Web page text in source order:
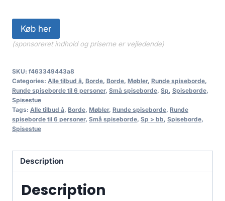
Køb her
(sponsoreret indhold og priserne er vejledende)
SKU: f463349443a8
Categories: Alle tilbud â, Borde, Borde, Møbler, Runde spiseborde,
Runde spiseborde til 6 personer, Små spiseborde, Sp, Spiseborde,
Spisestue
Tags: Alle tilbud â, Borde, Møbler, Runde spiseborde, Runde
spiseborde til 6 personer, Små spiseborde, Sp > bb, Spiseborde,
Spisestue
Description
Description